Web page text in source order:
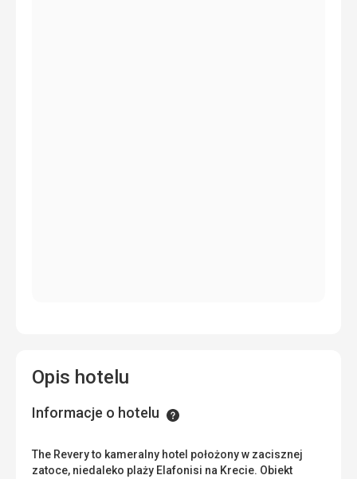
The Revery to kameralny hotel położony w zacisznej
zatoce, niedaleko plaży Elafonisi na Krecie. Obiekt
Opis hotelu
Informacje o hotelu Informacje